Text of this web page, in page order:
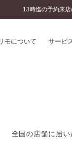
13時迄の予約来
モについて サービ
のこだわり
全国の店舗に届